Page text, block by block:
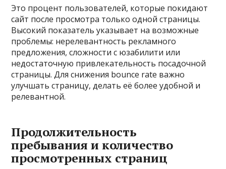
Это процент пользователей, которые покидают
сайт после просмотра только одной страницы.
Высокий показатель указывает на возможные
проблемы: нерелевантность рекламного
предложения, сложности с юзабилити или
недостаточную привлекательность посадочной
страницы. Для снижения bounce rate важно
улучшать страницу, делать её более удобной и
релевантной.
Продолжительность
пребывания и количество
просмотренных страниц